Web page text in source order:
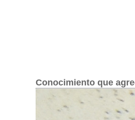
Conocimiento que